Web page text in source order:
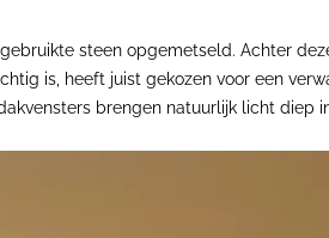
steen opgemetseld. Achter
is, heeft juist gekozen voor een
brengen natuurlijk licht diep